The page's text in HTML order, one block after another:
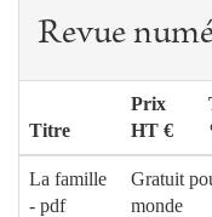
Revue
Titre
Prix
HT €
La famille
- pdf
Gratuit
monde